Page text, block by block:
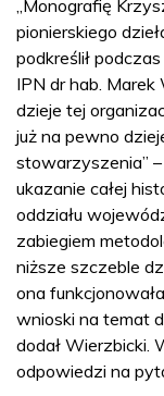
„Monografię
pionierskiego
podkreślił
IPN dr hab. Marek
dzieje tej
już na pewno
stowarzyszenia”
ukazanie całej
oddziału
zabiegiem
niższe szczeble
ona
wnioski na temat
dodał Wierzbicki.
odpowiedzi na